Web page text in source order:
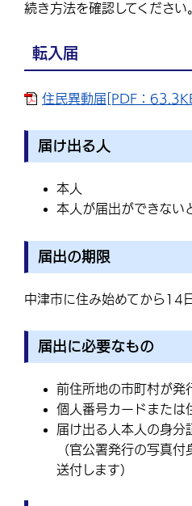
続き方法を確認してください
転入届
住民異動届[PDF：
届け出る人
本人
本人が届出ができない
届出の期限
中津市に住み始めてから14
届出に必要なもの
前住所地の市町村が発
個人番号カードまたは
届け出る人本人の身分
（官公署発行の写真
送付します）